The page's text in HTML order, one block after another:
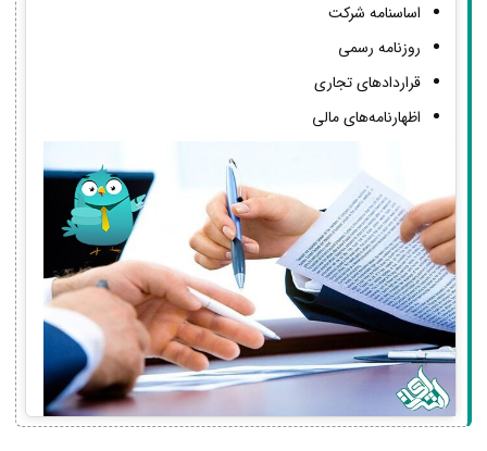
اساسنامه شرکت
روزنامه رسمی
قراردادهای تجاری
اظهارنامه‌های مالی